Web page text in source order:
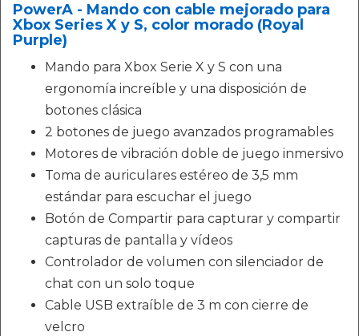
PowerA - Mando con cable mejorado para
Xbox Series X y S, color morado (Royal
Purple)
Mando para Xbox Serie X y S con una
ergonomía increíble y una disposición de
botones clásica
2 botones de juego avanzados programables
Motores de vibración doble de juego inmersivo
Toma de auriculares estéreo de 3,5 mm
estándar para escuchar el juego
Botón de Compartir para capturar y compartir
capturas de pantalla y vídeos
Controlador de volumen con silenciador de
chat con un solo toque
Cable USB extraíble de 3 m con cierre de
velcro